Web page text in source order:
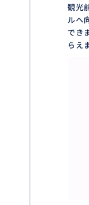
観光
ルへ
でき
らえ